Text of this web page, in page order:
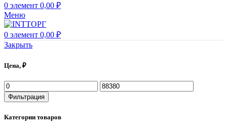
0 элемент 0,00 ₽
Меню
0 элемент 0,00 ₽
Закрыть
Цена, ₽
Минимальная
цена
Максимальная
цена
Фильтрация
Категории товаров